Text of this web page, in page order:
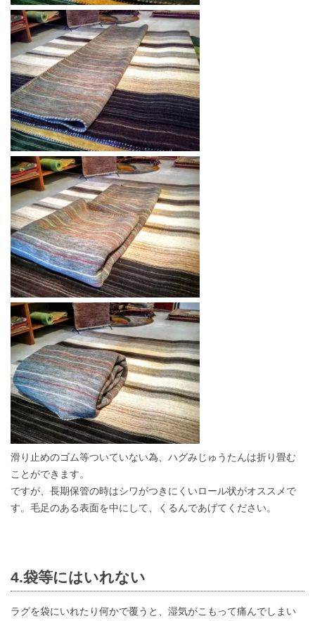
滑り止めのゴム等ついていない為、ハグみじゅうたんは折り畳む
ことができます。
ですが、長期保管の時はシワがつきにくいロール状がオススメで
す。毛足のある表面を中にして、くるんであげてください。
4.袋等にはいれない
ラグを袋にいれたり何かで覆うと、湿気がこもって痛んでしまい